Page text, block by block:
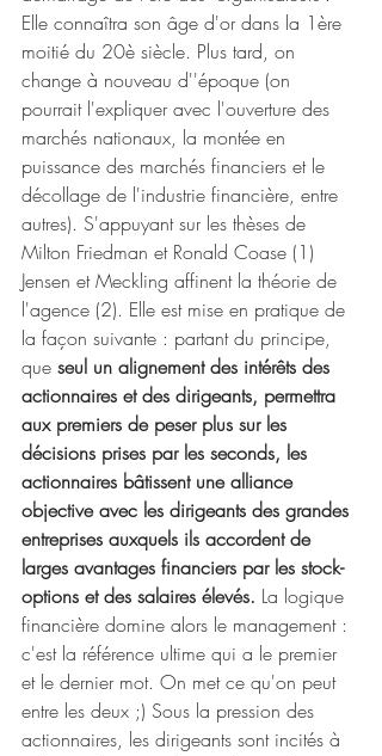
Elle connaîtra son âge d'or dans la 1ère
moitié du 20è siècle. Plus tard, on
change à nouveau d''époque (on
pourrait l'expliquer avec l'ouverture des
marchés nationaux, la montée en
puissance des marchés financiers et le
décollage de l'industrie financière, entre
autres). S'appuyant sur les thèses de
Milton Friedman et Ronald Coase (1)
Jensen et Meckling affinent la théorie de
l'agence (2). Elle est mise en pratique de
la façon suivante : partant du principe,
que seul un alignement des intérêts des
actionnaires et des dirigeants, permettra
aux premiers de peser plus sur les
décisions prises par les seconds, les
actionnaires bâtissent une alliance
objective avec les dirigeants des grandes
entreprises auxquels ils accordent de
larges avantages financiers par les stock-
options et des salaires élevés. La logique
financière domine alors le management :
c'est la référence ultime qui a le premier
et le dernier mot. On met ce qu'on peut
entre les deux ;) Sous la pression des
actionnaires, les dirigeants sont incités à